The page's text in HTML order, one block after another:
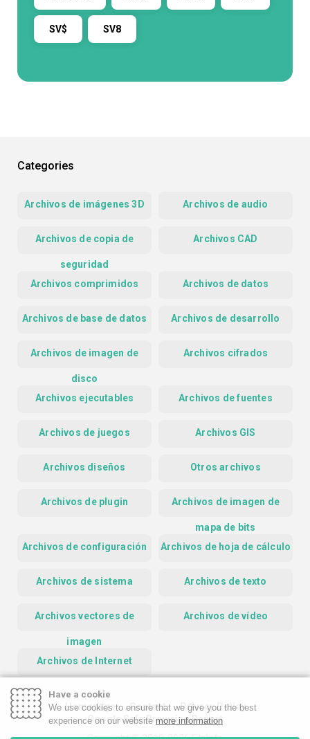
SV$ SV8
Categories
Archivos de imágenes 3D Archivos de audio
Archivos de copia de
seguridad
Archivos CAD
Archivos comprimidos Archivos de datos
Archivos de base de datos Archivos de desarrollo
Archivos de imagen de
disco
Archivos cifrados
Archivos ejecutables Archivos de fuentes
Archivos de juegos Archivos GIS
Archivos diseños Otros archivos
Archivos de plugin Archivos de imagen de
mapa de bits
Archivos de configuración
Archivos de hoja de cálculo
Archivos de sistema Archivos de texto
Archivos vectores de
imagen
Archivos de vídeo
Archivos de Internet
Homepage Contact
Privacy Policy
Google Safe Browsing Report
Have a cookie
We use cookies to ensure that we give you the best
experience on our website more information